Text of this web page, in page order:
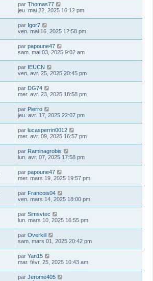
par Thomas77
jeu. mai 22, 2025 16:12 pm
par Igor7
ven. mai 16, 2025 12:58 pm
par papoune47
sam. mai 03, 2025 9:02 am
par IEUCN
ven. avr. 25, 2025 20:45 pm
par DG74
mer. avr. 23, 2025 18:58 pm
par Pierro
jeu. avr. 17, 2025 22:07 pm
par lucasperrin0012
mer. avr. 09, 2025 16:57 pm
par Raminagrobis
lun. avr. 07, 2025 17:58 pm
par papoune47
mer. mars 19, 2025 19:57 pm
par Francois04
ven. mars 14, 2025 18:00 pm
par Simsvtec
lun. mars 10, 2025 16:55 pm
par Overkill
sam. mars 01, 2025 20:42 pm
par Yan15
mar. févr. 25, 2025 10:43 am
par Jerome405